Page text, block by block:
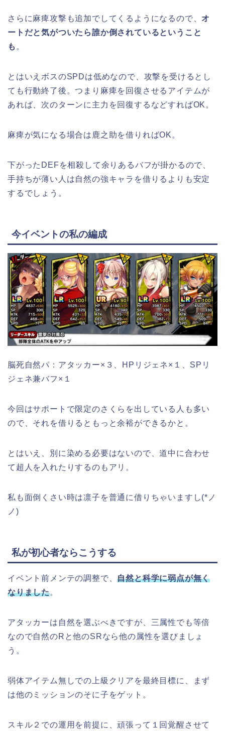
さらに麻痺攻撃も追加でしてくるようになるので、 オ
ートだと気がついたら誰か倒されているということ
も 。
とはいえボスのSPDは低めなので、攻撃を受けるとし
ても行動終了後。つまり麻痺を回復させるアイテムが
あれば、次のターンに主力を回復するなどすればOK。
麻痺が気になる場合は鹿之助を借りればOK。
下がったDEFを相殺して余りあるバフが掛かるので、
手持ちが薄い人は自然の強キャラを借りるよりも安定
するでしょう。
今イベントの私の編成
脳死自然パ：アタッカー×３、HPリジェネ×１、SPリ
ジェネ兼バフ×１
今回はサポートで限定のさくらを出している人も多い
ので、それを借りるともっと余裕ができるかと。
とはいえ、別に染める必要はないので、道中に合わせ
て超人を入れたりするのもアリ。
私も面倒くさい時は凛子を普通に借りちゃいますし(*ノ
ノ)
私が初心者ならこうする
イベント前メンテの調整で、自然と科学に弱点が無く
なりました。
アタッカーは自然を選ぶべきですが、三属性でも等倍
なので自然のRと他のSRなら他の属性を選びましょ
う。
弱体アイテム無しでの上級クリアを最終目標に、まず
は他のミッションのそに子をゲット。
スキル２での運用を前提に、頑張って１回覚醒させて